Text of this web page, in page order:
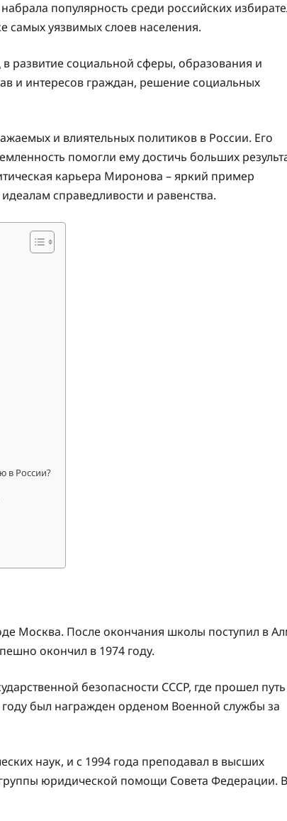
популярность среди российских
самых уязвимых слоев населения.
развитие социальной сферы, образования и
и интересов граждан, решение социальных
и влиятельных политиков в России. Его
помогли ему достичь больших
карьера Миронова – яркий пример
справедливости и равенства.
в России?
Москва. После окончания школы поступил в
окончил в 1974 году.
безопасности СССР, где прошел
был награжден орденом Военной службы за
наук, и с 1994 года преподавал в высших
юридической помощи Совета Федерации.